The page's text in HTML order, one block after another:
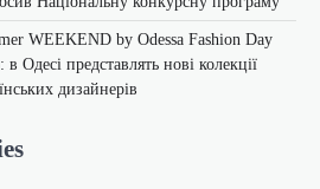
WEEKEND by Odessa Fashion Day
в Одесі представлять нові колекції
дизайнерів